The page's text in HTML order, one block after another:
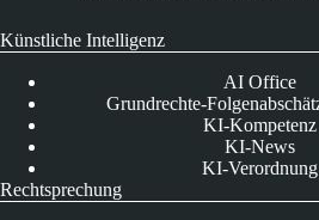
Künstliche Intelligenz
AI Office
Grundrechte-
KI-Kompetenz
KI-News
KI-Verordnung
Rechtsprechung